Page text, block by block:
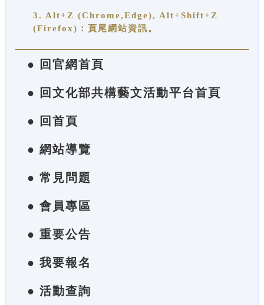
3. Alt+Z (Chrome,Edge), Alt+Shift+Z
(Firefox)：頁尾網站資訊。
● 回官網首頁
● 回文化部共構藝文活動平台首頁
● 回首頁
● 網站導覽
● 常見問題
● 會員專區
● 重要公告
● 我要報名
● 活動查詢